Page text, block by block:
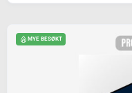
MYE BESØKT